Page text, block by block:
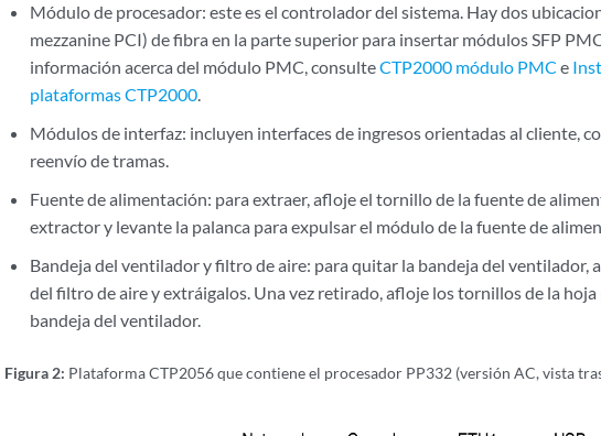
Módulo de procesador: este es el controlador del sistema. Hay dos
mezzanine PCI) de fibra en la parte superior para insertar módulos SFP
información acerca del módulo PMC, consulteCTP2000 módulo PMC e
plataformas CTP2000.
Módulos de interfaz: incluyen interfaces de ingresos orientadas al cliente,
reenvío de tramas.
Fuente de alimentación: para extraer, afloje el tornillo de la fuente de
extractor y levante la palanca para expulsar el módulo de la fuente de
Bandeja del ventilador y filtro de aire: para quitar la bandeja del ventilador,
del filtro de aire y extráigalos. Una vez retirado, afloje los tornillos de la
bandeja del ventilador.
Figura 2: Plataforma CTP2056 que contiene el procesador PP332 (versión AC, vista